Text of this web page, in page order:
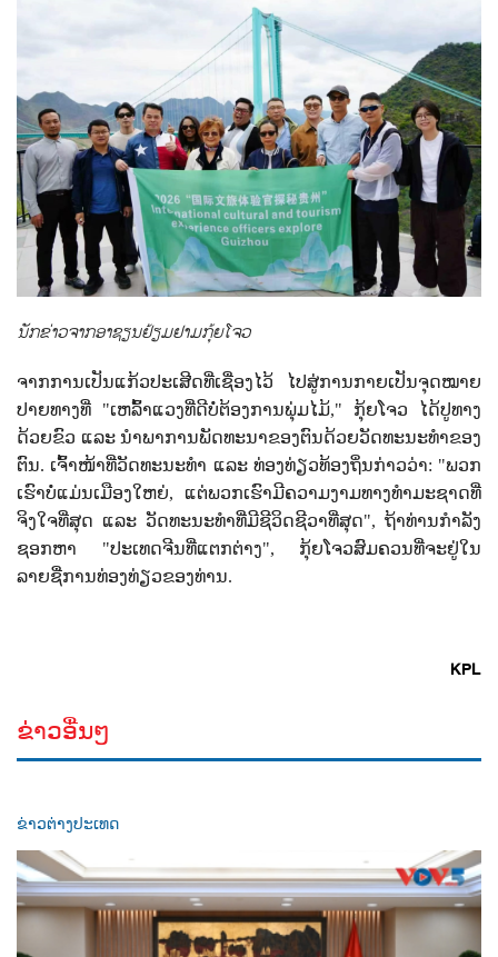
ນັກຂ່າວຈາກອາຊຽນຢ້ຽມຢາມກຸ້ຍໂຈວ
ຈາກການເປັນແກ້ວປະເສີດທີ່ເຊື່ອງໄວ້ ໄປສູ່ການກາຍເປັນຈຸດໝາຍ
ປາຍທາງທີ່ "ເຫລົ້າແວງທີ່ດີບໍ່ຕ້ອງການພຸ່ມໄມ້," ກຸ້ຍໂຈວ ໄດ້ປູທາງ
ດ້ວຍຂົວ ແລະ ນຳພາການພັດທະນາຂອງຕົນດ້ວຍວັດທະນະທຳຂອງ
ຕົນ. ເຈົ້າໜ້າທີ່ວັດທະນະທຳ ແລະ ທ່ອງທ່ຽວທ້ອງຖິ່ນກ່າວວ່າ: "ພວກ
ເຮົາບໍ່ແມ່ນເມືອງໃຫຍ່, ແຕ່ພວກເຮົາມີຄວາມງາມທາງທຳມະຊາດທີ່
ຈິງໃຈທີ່ສຸດ ແລະ ວັດທະນະທຳທີ່ມີຊີວິດຊີວາທີ່ສຸດ", ຖ້າທ່ານກຳລັງ
ຊອກຫາ "ປະເທດຈີນທີ່ແຕກຕ່າງ", ກຸ້ຍໂຈວສົມຄວນທີ່ຈະຢູ່ໃນ
ລາຍຊື່ການທ່ອງທ່ຽວຂອງທ່ານ.
KPL
ຂ່າວອື່ນໆ
ຂ່າວຕ່າງປະເທດ